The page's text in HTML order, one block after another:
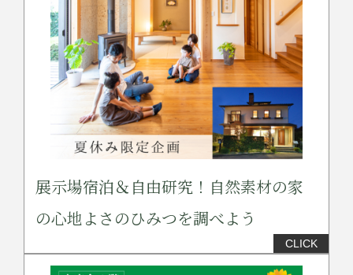
展示場宿泊＆自由研究！自然素材の家
の心地よさのひみつを調べよう